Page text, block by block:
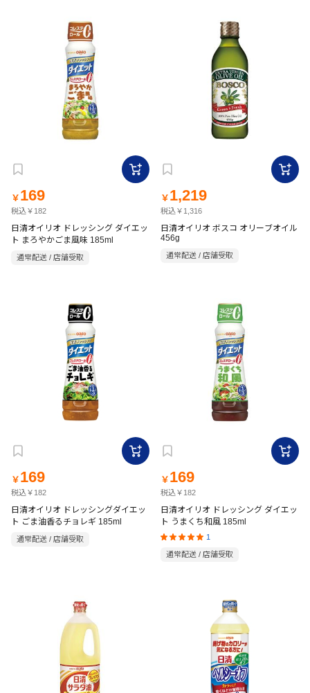
￥ 169
税込￥182
日清オイリオ ドレッシング ダイエッ
ト まろやかごま風味 185ml
通常配送 / 店舗受取
￥ 1,219
税込￥1,316
日清オイリオ ボスコ オリーブオイル
456g
通常配送 / 店舗受取
￥ 169
税込￥182
日清オイリオ ドレッシングダイエッ
ト ごま油香るチョレギ 185ml
通常配送 / 店舗受取
￥ 169
税込￥182
日清オイリオ ドレッシング ダイエッ
ト うまくち和風 185ml
1
通常配送 / 店舗受取